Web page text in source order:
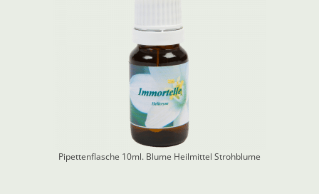
Pipettenflasche 10ml. Blume Heilmittel Strohblume